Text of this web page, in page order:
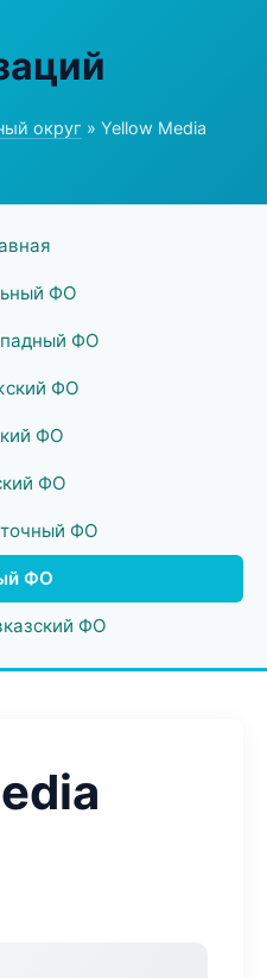
округ » Yellow Media
ФО
ФО
ФО
ФО
ФО
ФО
ФО
ФО